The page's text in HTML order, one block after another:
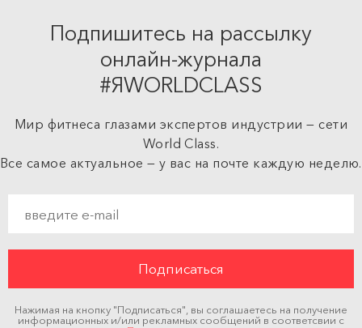
Подпишитесь на рассылку
онлайн-журнала
#ЯWORLDCLASS
Мир фитнеса глазами экспертов индустрии — сети
World Class.
Все самое актуальное — у вас на почте каждую неделю.
Нажимая на кнопку "Подписаться", вы соглашаетесь на получение
информационных и/или рекламных сообщений в соответсвии с